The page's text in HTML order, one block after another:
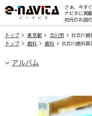
さぁ、今す
ナビタに掲
地元のお店
トップ 東京都 立川市
北立川歯
トップ
歯科 歯科 北立川歯科医
アルバム